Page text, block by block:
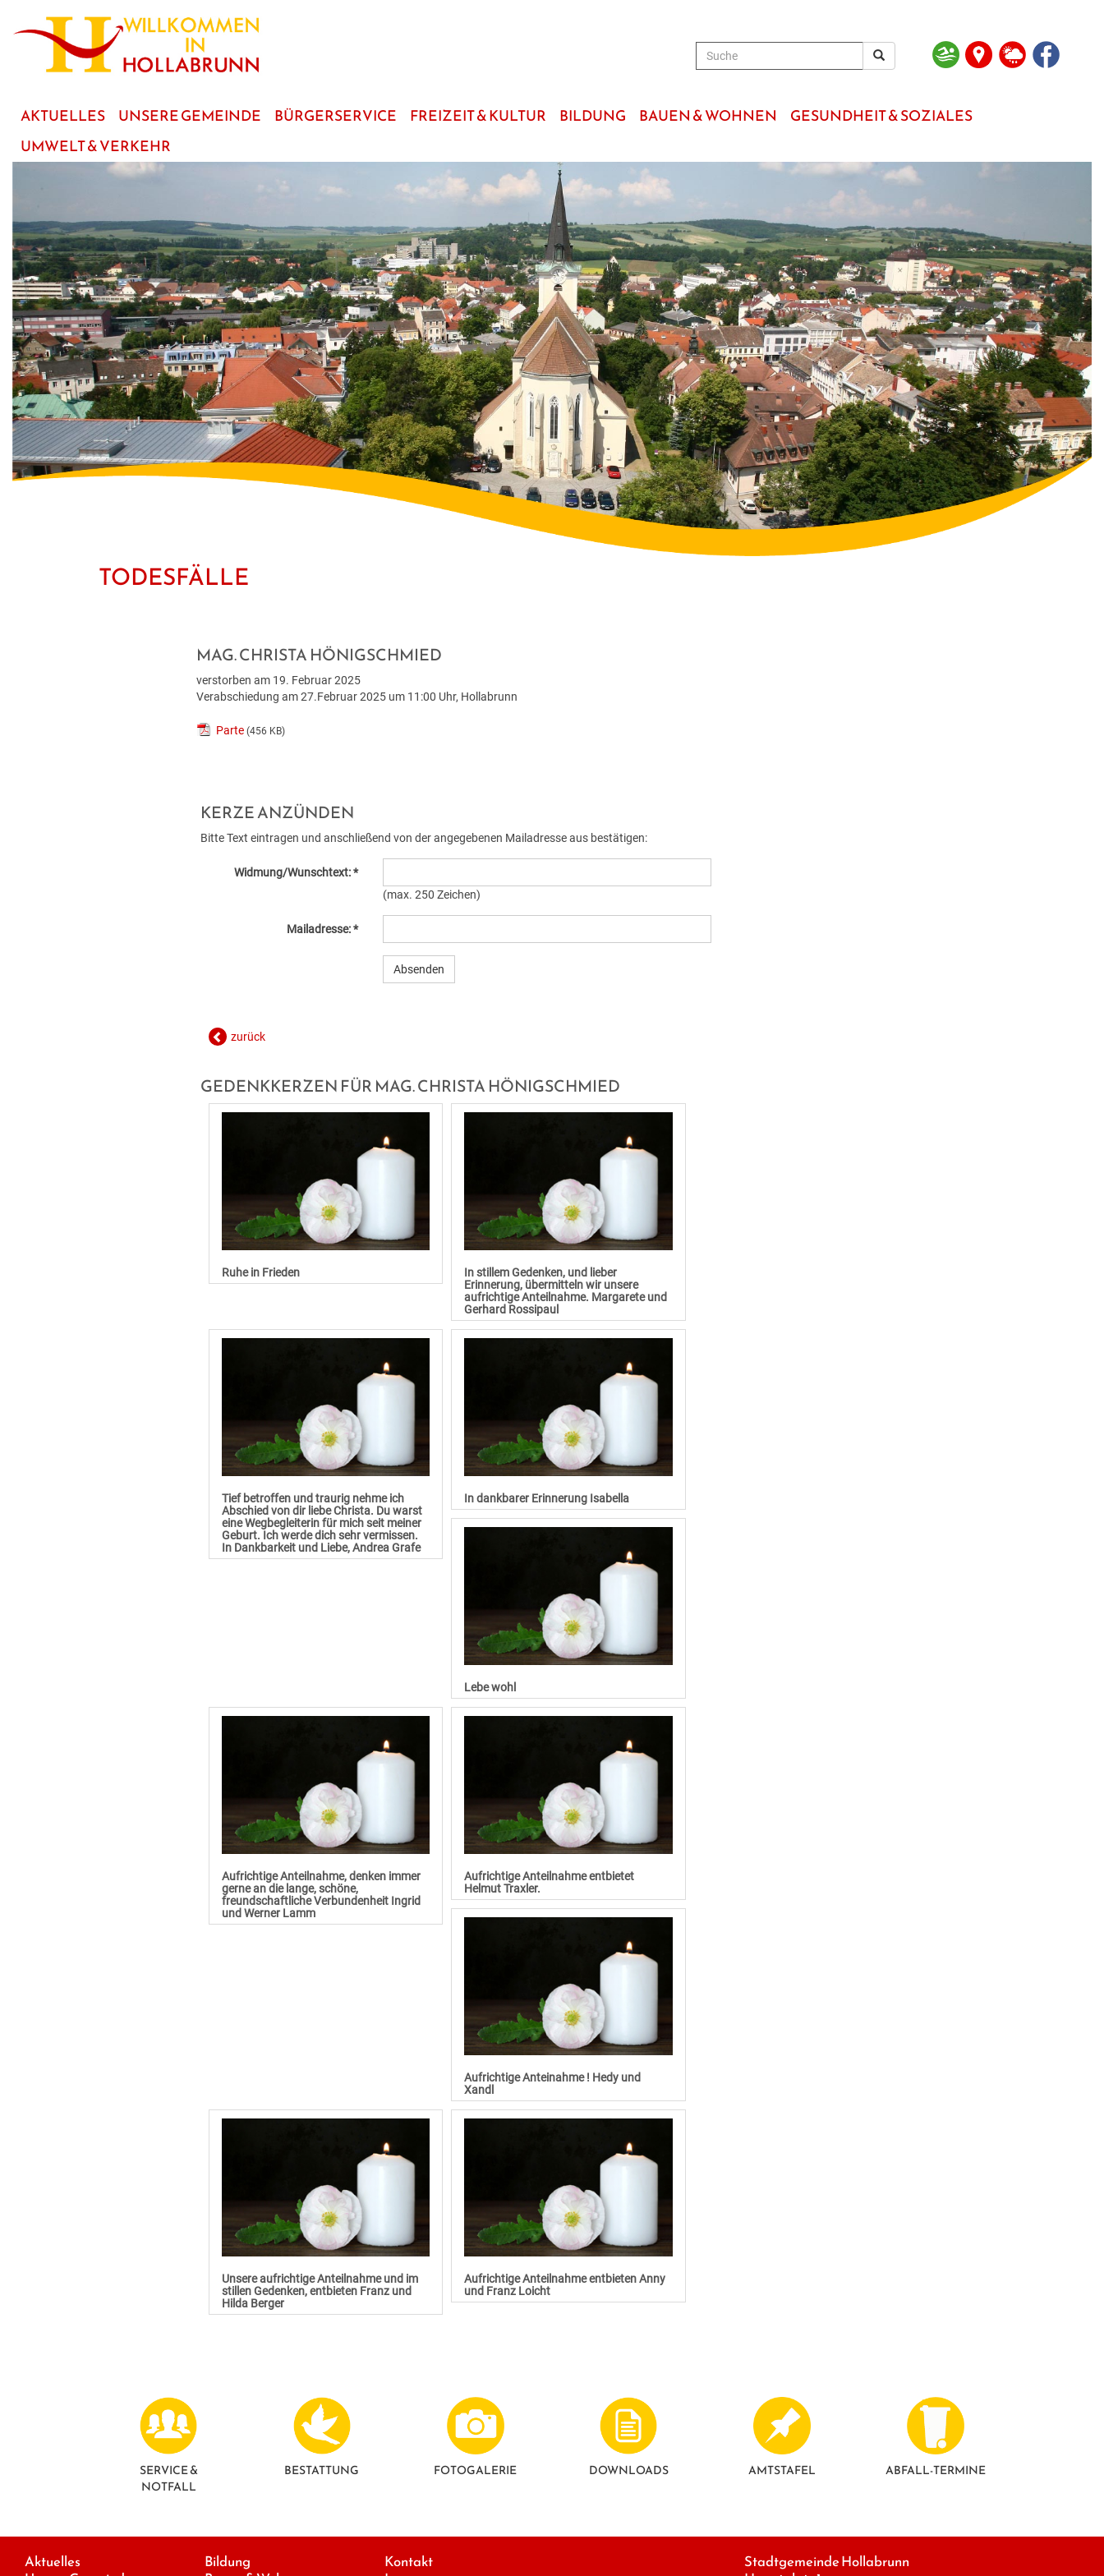
Hauptinhalt
AKTUELLES UNSERE GEMEINDE BÜRGERSERVICE FREIZEIT & KULTUR BILDUNG BAUEN & WOHNEN
GESUNDHEIT & SOZIALES
UMWELT & VERKEHR
TODESFÄLLE
MAG. CHRISTA HÖNIGSCHMIED
verstorben am 19. Februar 2025
Verabschiedung am 27.Februar 2025 um 11:00 Uhr, Hollabrunn
Parte (456 KB)
KERZE ANZÜNDEN
Bitte Text eintragen und anschließend von der angegebenen Mailadresse aus bestätigen:
Widmung/Wunschtext: *
(max. 250 Zeichen)
Mailadresse: *
zurück
GEDENKKERZEN FÜR MAG. CHRISTA HÖNIGSCHMIED
Ruhe in Frieden
In stillem Gedenken, und lieber
Erinnerung, übermitteln wir unsere
aufrichtige Anteilnahme. Margarete und
Gerhard Rossipaul
Tief betroffen und traurig nehme ich
Abschied von dir liebe Christa. Du warst
eine Wegbegleiterin für mich seit meiner
Geburt. Ich werde dich sehr vermissen.
In Dankbarkeit und Liebe, Andrea Grafe
In dankbarer Erinnerung Isabella
Lebe wohl
Aufrichtige Anteilnahme, denken immer
gerne an die lange, schöne,
freundschaftliche Verbundenheit Ingrid
und Werner Lamm
Aufrichtige Anteilnahme entbietet
Helmut Traxler.
Aufrichtige Anteinahme ! Hedy und
Xandl
Unsere aufrichtige Anteilnahme und im
stillen Gedenken, entbieten Franz und
Hilda Berger
Aufrichtige Anteilnahme entbieten Anny
und Franz Loicht
SERVICE &
NOTFALL
BESTATTUNG FOTO­GALERIE DOWNLOADS AMTSTAFEL ABFALL-TERMINE
Aktuelles
Bildung
Kontakt
Stadtgemeinde Hollabrunn